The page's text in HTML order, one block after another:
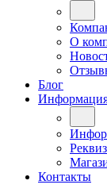
О
Блог
Контакты